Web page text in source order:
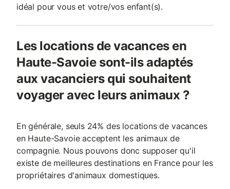
idéal pour vous et votre/vos enfant(s).
Les locations de vacances en
Haute-Savoie sont-ils adaptés
aux vacanciers qui souhaitent
voyager avec leurs animaux ?
En générale, seuls 24% des locations de vacances
en Haute-Savoie acceptent les animaux de
compagnie. Nous pouvons donc supposer qu'il
existe de meilleures destinations en France pour les
propriétaires d'animaux domestiques.